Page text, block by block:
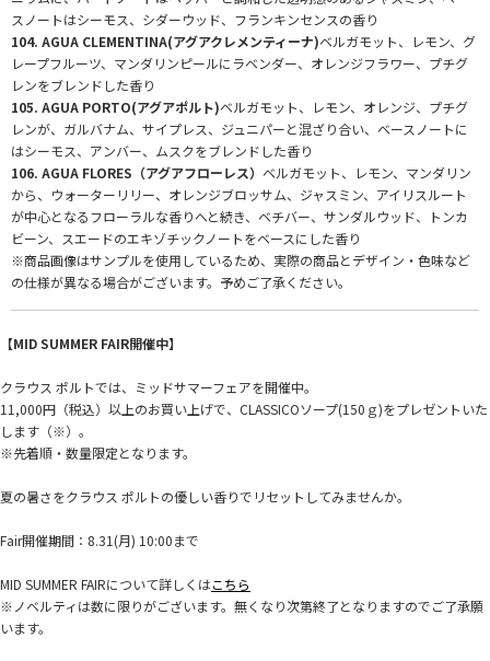
スノートはシーモス、シダーウッド、フランキンセンスの香り
104. AGUA CLEMENTINA(アグアクレメンティーナ)ベルガモット、レモン、グ
レープフルーツ、マンダリンピールにラベンダー、オレンジフラワー、プチグ
レンをブレンドした香り
105. AGUA PORTO(アグアポルト)ベルガモット、レモン、オレンジ、プチグ
レンが、ガルバナム、サイプレス、ジュニパーと混ざり合い、ベースノートに
はシーモス、アンバー、ムスクをブレンドした香り
106. AGUA FLORES（アグアフローレス） ベルガモット、レモン、マンダリン
から、ウォーターリリー、オレンジブロッサム、ジャスミン、アイリスルート
が中心となるフローラルな香りへと続き、ベチバー、サンダルウッド、トンカ
ビーン、スエードのエキゾチックノートをベースにした香り
※商品画像はサンプルを使用しているため、実際の商品とデザイン・色味など
の仕様が異なる場合がございます。予めご了承ください。
【MID SUMMER FAIR開催中】
クラウス ポルトでは、ミッドサマーフェアを開催中。
11,000円（税込）以上のお買い上げで、CLASSICOソープ(150ｇ)をプレゼントいた
します（※）。
※先着順・数量限定となります。
夏の暑さをクラウス ポルトの優しい香りでリセットしてみませんか。
Fair開催期間：8.31(月) 10:00まで
MID SUMMER FAIRについて詳しくはこちら
※ノベルティは数に限りがございます。無くなり次第終了となりますのでご了承願
います。